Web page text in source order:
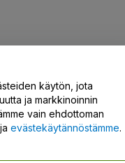
käytön, jota
ja markkinoinnin
vain ehdottoman
evästekäytännöstämme.